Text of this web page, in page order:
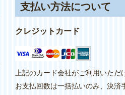
支払い方法について
クレジットカード
上記のカード会社がご利用いただ
お支払回数は一括払いのみ、決済